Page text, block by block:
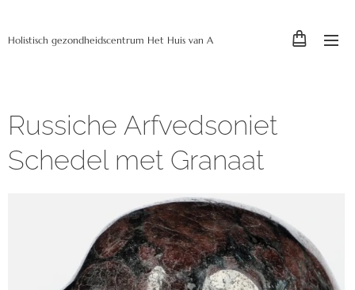
Holistisch gezondheidscentrum Het Huis van A
Russiche Arfvedsoniet
Schedel met Granaat